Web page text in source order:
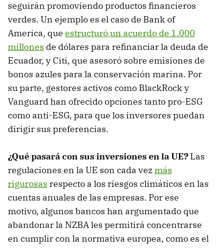
seguirán promoviendo productos financieros
verdes. Un ejemplo es el caso de Bank of
America, que estructuró un acuerdo de 1.000
millones de dólares para refinanciar la deuda de
Ecuador, y Citi, que asesoró sobre emisiones de
bonos azules para la conservación marina. Por
su parte, gestores activos como BlackRock y
Vanguard han ofrecido opciones tanto pro-ESG
como anti-ESG, para que los inversores puedan
dirigir sus preferencias.
¿Qué pasará con sus inversiones en la UE? Las
regulaciones en la UE son cada vezmás
rigurosas respecto a los riesgos climáticos en las
cuentas anuales de las empresas. Por ese
motivo, algunos bancos han argumentado que
abandonar la NZBA les permitirá concentrarse
en cumplir con la normativa europea, como es el